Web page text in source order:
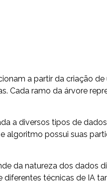
a partir da criação
Cada ramo da árvore
a diversos tipos de
possui suas
da natureza dos dados
técnicas de IA